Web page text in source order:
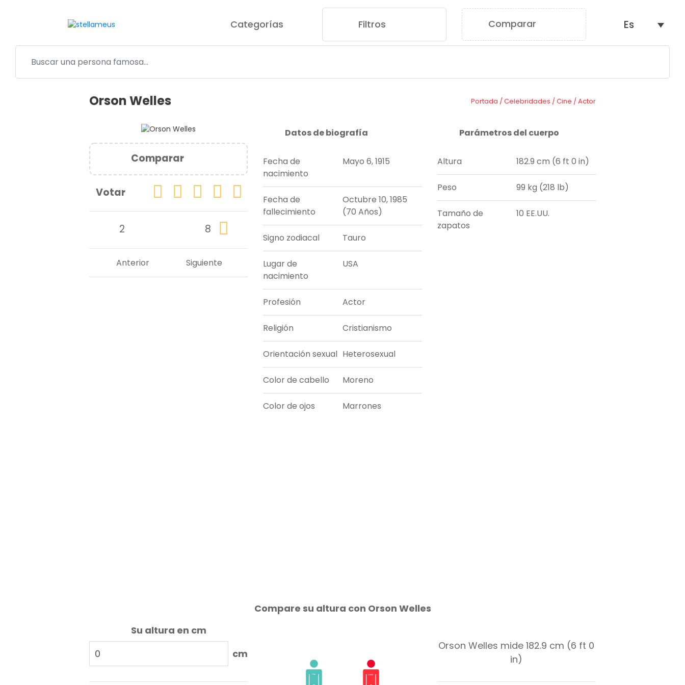
Categorías Filtros Comparar Es
Orson Welles Portada /Celebridades /Cine /Actor
Comparar
Votar
2 8
Siguiente
Anterior
Datos de biografía
Fecha de
nacimiento
Mayo 6, 1915
Fecha de
fallecimiento
Octubre 10, 1985
(70 Años)
Signo zodiacal Tauro
Lugar de
nacimiento
USA
Profesión Actor
Religión Cristianismo
Orientación sexual Heterosexual
Color de cabello Moreno
Color de ojos Marrones
Parámetros del cuerpo
Altura 182.9 cm (6 ft 0 in)
Peso 99 kg (218 lb)
Tamaño de
zapatos
10 EE.UU.
Compare su altura con Orson Welles
Su altura en cm
cm
Orson Welles mide 182.9 cm (6 ft 0
in)